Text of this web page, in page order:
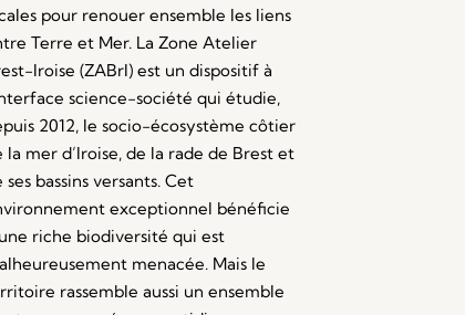
pour renouer ensemble les liens
Terre et Mer. La Zone Atelier
Iroise (ZABrI) est un dispositif à
science-société qui étudie,
2012, le socio-écosystème côtier
la mer d’Iroise, de la rade de Brest et
ses bassins versants. Cet
exceptionnel bénéficie
riche biodiversité qui est
menacée. Mais le
rassemble aussi un ensemble